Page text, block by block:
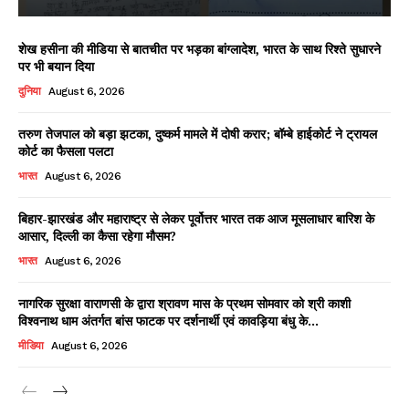
शेख हसीना की मीडिया से बातचीत पर भड़का बांग्लादेश, भारत के साथ रिश्ते सुधारने
पर भी बयान दिया
दुनिया August 6, 2026
तरुण तेजपाल को बड़ा झटका, दुष्कर्म मामले में दोषी करार; बॉम्बे हाईकोर्ट ने ट्रायल
कोर्ट का फैसला पलटा
भारत August 6, 2026
बिहार-झारखंड और महाराष्ट्र से लेकर पूर्वोत्तर भारत तक आज मूसलाधार बारिश के
आसार, दिल्ली का कैसा रहेगा मौसम?
भारत August 6, 2026
नागरिक सुरक्षा वाराणसी के द्वारा श्रावण मास के प्रथम सोमवार को श्री काशी
विश्वनाथ धाम अंतर्गत बांस फाटक पर दर्शनार्थी एवं कावड़िया बंधु के...
मीडिया August 6, 2026